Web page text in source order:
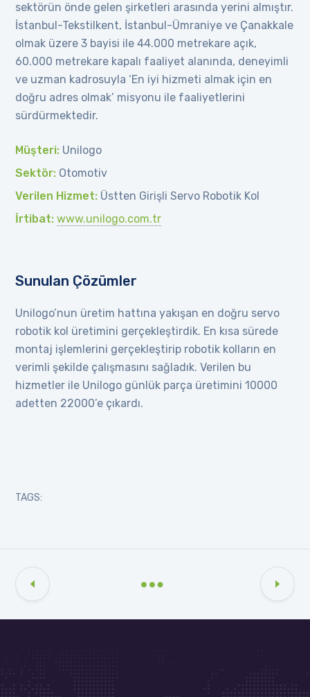
sektörün önde gelen şirketleri arasında yerini almıştır.
İstanbul-Tekstilkent, İstanbul-Ümraniye ve Çanakkale
olmak üzere 3 bayisi ile 44.000 metrekare açık,
60.000 metrekare kapalı faaliyet alanında, deneyimli
ve uzman kadrosuyla ‘En iyi hizmeti almak için en
doğru adres olmak’ misyonu ile faaliyetlerini
sürdürmektedir.
Müşteri: Unilogo
Sektör: Otomotiv
Verilen Hizmet: Üstten Girişli Servo Robotik Kol
İrtibat: www.unilogo.com.tr
Sunulan Çözümler
Unilogo’nun üretim hattına yakışan en doğru servo
robotik kol üretimini gerçekleştirdik. En kısa sürede
montaj işlemlerini gerçekleştirip robotik kolların en
verimli şekilde çalışmasını sağladık. Verilen bu
hizmetler ile Unilogo günlük parça üretimini 10000
adetten 22000’e çıkardı.
TAGS: